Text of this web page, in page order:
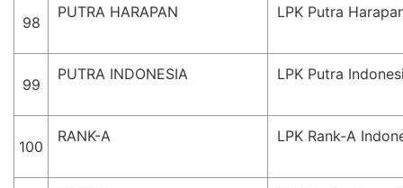
98
PUTRA HARAPAN LPK Putra
99
PUTRA INDONESIA LPK Putra
100
RANK-A LPK Rank-A